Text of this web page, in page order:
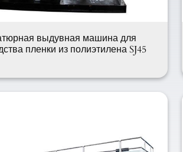
выдувная машина для
пленки из полиэтилена SJ45